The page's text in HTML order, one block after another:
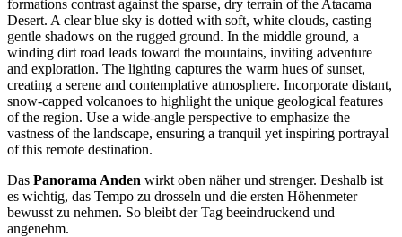
Das Panorama Anden wirkt oben näher und strenger. Deshalb ist
es wichtig, das Tempo zu drosseln und die ersten Höhenmeter
bewusst zu nehmen. So bleibt der Tag beeindruckend und
angenehm.